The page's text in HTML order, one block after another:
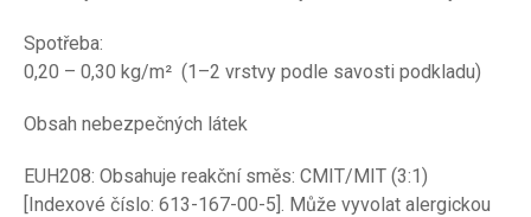
Spotřeba:
0,20 – 0,30 kg/m² (1–2 vrstvy podle savosti podkladu)
Obsah nebezpečných látek
EUH208: Obsahuje reakční směs: CMIT/MIT (3:1)
[Indexové číslo: 613-167-00-5]. Může vyvolat alergickou